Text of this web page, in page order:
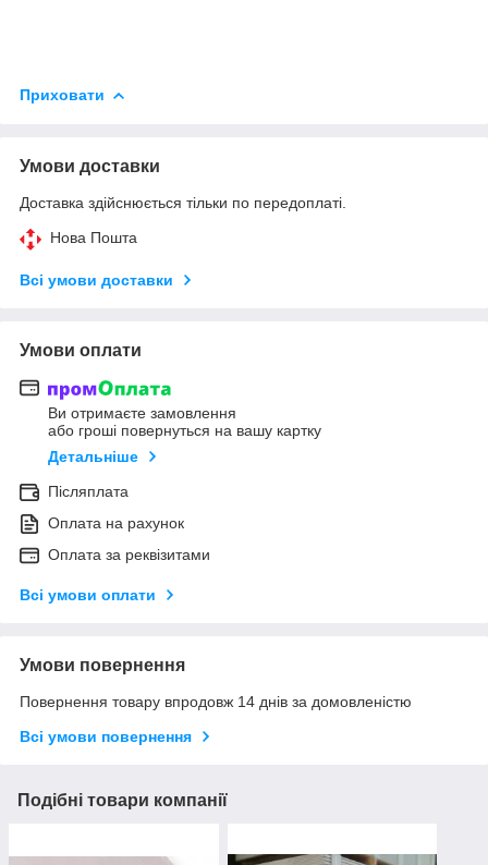
Приховати
Умови доставки
Доставка здійснюється тільки по передоплаті.
Нова Пошта
Всі умови доставки
Умови оплати
Ви отримаєте замовлення
або гроші повернуться на вашу картку
Детальніше
Післяплата
Оплата на рахунок
Оплата за реквізитами
Всі умови оплати
Умови повернення
Повернення товару впродовж 14 днів за домовленістю
Всі умови повернення
Подібні товари компанії